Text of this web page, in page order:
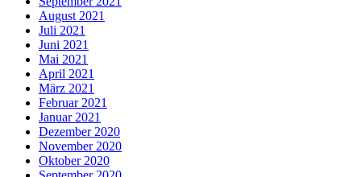
August 2021
Juli 2021
Juni 2021
Mai 2021
April 2021
März 2021
Februar 2021
Januar 2021
Dezember 2020
November 2020
Oktober 2020